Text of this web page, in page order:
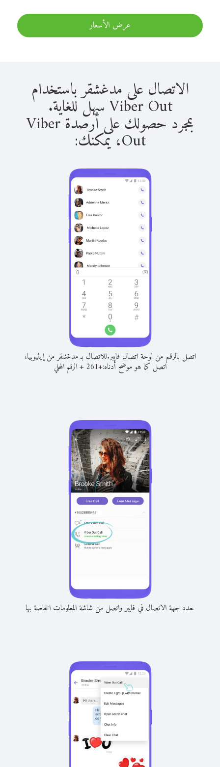
عرض الأسعار
الاتصال على مدغشقر باستخدام
Viber Out سهل للغاية.
بمجرد حصولك على أرصدة Viber
Out، يمكنك:
اتصل بالرقم من لوحة اتصال فايبر.للاتصال بـ مدغشقر من إيثيوبيا،
اتصل كما هو موضح أدناه:+
261
+الرقم المحلي
حدد جهة الاتصال في فايبر واتصل من شاشة المعلومات الخاصة بها